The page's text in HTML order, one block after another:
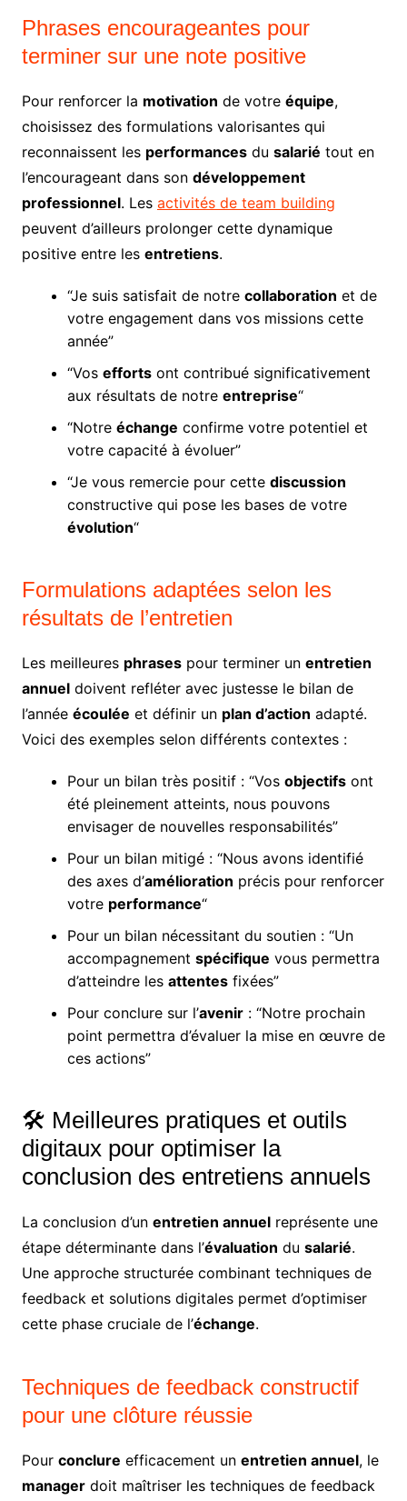
Phrases encourageantes pour
terminer sur une note positive
Pour renforcer la motivation de votre équipe,
choisissez des formulations valorisantes qui
reconnaissent les performancesdu salarié tout en
l’encourageant dans son développement
professionnel. Les activités de team building
peuvent d’ailleurs prolonger cette dynamique
positive entre les entretiens.
“Je suis satisfait de notre collaboration et de
votre engagement dans vos missions cette
année”
“Vos effortsont contribué significativement
aux résultats de notre entreprise“
“Notre échange confirme votre potentiel et
votre capacité à évoluer”
“Je vous remercie pour cette discussion
constructive qui pose les bases de votre
évolution“
Formulations adaptées selon les
résultats de l’entretien
Les meilleures phrasespour terminer un entretien
annueldoivent refléter avec justesse le bilan de
l’année écoulée et définir un plan d’action adapté.
Voici des exemples selon différents contextes :
Pour un bilan très positif : “Vos objectifsont
été pleinement atteints, nous pouvons
envisager de nouvelles responsabilités”
Pour un bilan mitigé : “Nous avons identifié
des axes d’amélioration précis pour renforcer
votre performance“
Pour un bilan nécessitant du soutien : “Un
accompagnement spécifique vous permettra
d’atteindre les attentesfixées”
Pour conclure sur l’avenir: “Notre prochain
point permettra d’évaluer la mise en œuvre de
ces actions”
🛠️ Meilleures pratiques et outils
digitaux pour optimiser la
conclusion des entretiens annuels
La conclusion d’un entretien annuelreprésente une
étape déterminante dans l’évaluation du salarié.
Une approche structurée combinant techniques de
feedback et solutions digitales permet d’optimiser
cette phase cruciale de l’échange.
Techniques de feedback constructif
pour une clôture réussie
Pour conclure efficacement un entretien annuel, le
managerdoit maîtriser les techniques de feedback